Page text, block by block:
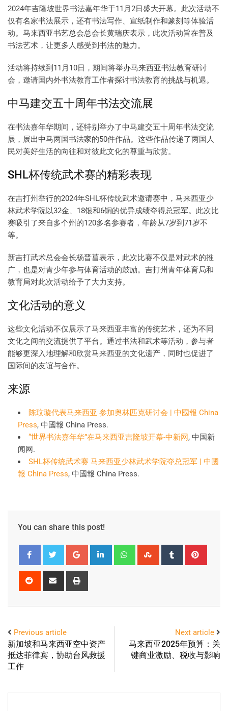
2024年吉隆坡世界书法嘉年华于11月2日盛大开幕。此次活动不
仅有名家书法展示，还有书法写作、宣纸制作和篆刻等体验活
动。马来西亚书艺总会总会长黄瑞庆表示，此次活动旨在普及
书法艺术，让更多人感受到书法的魅力。
活动将持续到11月10日，期间将举办马来西亚书法教育研讨
会，邀请国内外书法教育工作者探讨书法教育的挑战与机遇。
中马建交五十周年书法交流展
在书法嘉年华期间，还特别举办了中马建交五十周年书法交流
展，展出中马两国书法家的50件作品。这些作品传递了两国人
民对美好生活的向往和对彼此文化的尊重与欣赏。
SHL杯传统武术赛的精彩表现
在吉打州举行的2024年SHL杯传统武术邀请赛中，马来西亚少
林武术学院以32金、18银和6铜的优异成绩夺得总冠军。此次比
赛吸引了来自多个州的120多名参赛者，年龄从7岁到71岁不
等。
新吉打武术总会会长杨晋菖表示，此次比赛不仅是对武术的推
广，也是对青少年参与体育活动的鼓励。吉打州青年体育局和
教育局对此次活动给予了大力支持。
文化活动的意义
这些文化活动不仅展示了马来西亚丰富的传统艺术，还为不同
文化之间的交流提供了平台。通过书法和武术等活动，参与者
能够更深入地理解和欣赏马来西亚的文化遗产，同时也促进了
国际间的友谊与合作。
来源
陈玟璇代表马来西亚 参加奥林匹克研讨会 | 中國報 China
Press, 中國報 China Press.
“世界书法嘉年华”在马来西亚吉隆坡开幕-中新网 , 中国新
闻网.
SHL杯传统武术赛 马来西亚少林武术学院夺总冠军 | 中國
報 China Press, 中國報 China Press.
You can share this post!
Previous article
新加坡和马来西亚空中资产
抵达菲律宾，协助台风救援
工作
Next article
马来西亚2025年预算：关
键商业激励、税收与影响